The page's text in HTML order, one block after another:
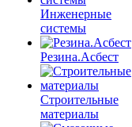
Инженерные
системы
Резина.Асбест
Строительные
материалы